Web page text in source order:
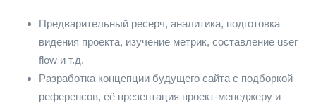
Предварительный ресерч, аналитика, подготовка
видения проекта, изучение метрик, составление user
flow и т.д.
Разработка концепции будущего сайта с подборкой
референсов, её презентация проект-менеджеру и